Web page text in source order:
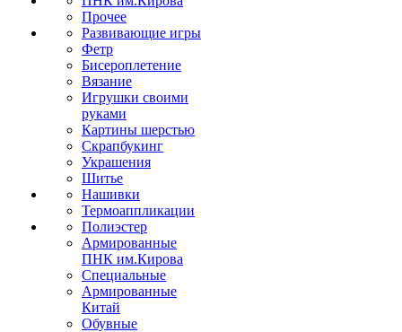
Прочее
Развивающие игры
Фетр
Бисероплетение
Вязание
Игрушки своими
руками
Картины шерстью
Скрапбукинг
Украшения
Шитье
Нашивки
Термоаппликации
Полиэстер
Армированные
ПНК им.Кирова
Специальные
Армированные
Китай
Обувные